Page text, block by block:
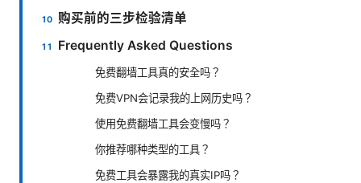
购买前的三步检验清单
Frequently Asked Questions
免费翻墙工具真的安全吗？
免费VPN会记录我的上网历史吗？
使用免费翻墙工具会变慢吗？
你推荐哪种类型的工具？
免费工具会暴露我的真实IP吗？